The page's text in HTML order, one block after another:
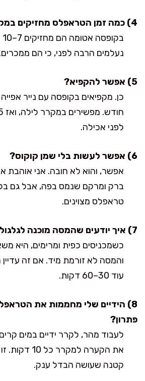
4) כמה זמן הטראפלס מחזיקים במקרר?
נעלמים הרבה לפני, כי הם ממכרים.
5) אפשר להקפיא?
כן. מקפיאים בקופסה עם נייר
לפני אכילה.
6) אפשר לעשות בלי שמן קוקוס?
אפשר, והוא לא חובה. אני אוהבת
ברק ומרקם שנמס בפה, אבל גם
טראפלס מצוינים.
7) איך יודעים שהמסה מוכנה לגלגול?
כשמכניסים כפית ומרימים, היא
והמסה לא זורמת מיד. אם זה
עוד 30–60 דקות.
8) הידיים שלי מחממות את
פתרון?
לעבוד מהר, לקרר ידיים במים
את הקערה
קטנה שעושה הבדל ענק.